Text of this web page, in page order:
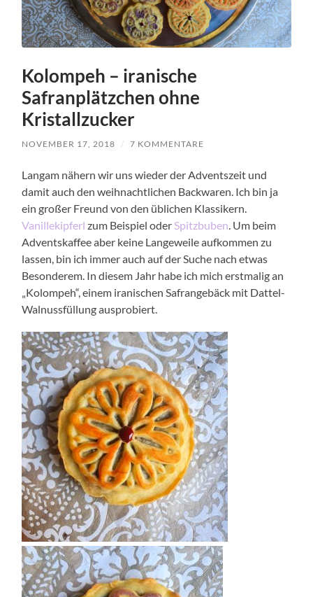
Kolompeh – iranische
Safranplätzchen ohne
Kristallzucker
NOVEMBER 17, 2018 / 7 KOMMENTARE
Langam nähern wir uns wieder der Adventszeit und
damit auch den weihnachtlichen Backwaren. Ich bin ja
ein großer Freund von den üblichen Klassikern.
Vanillekipferl zum Beispiel oderSpitzbuben. Um beim
Adventskaffee aber keine Langeweile aufkommen zu
lassen, bin ich immer auch auf der Suche nach etwas
Besonderem. In diesem Jahr habe ich mich erstmalig an
„Kolompeh“, einem iranischen Safrangebäck mit Dattel-
Walnussfüllung ausprobiert.